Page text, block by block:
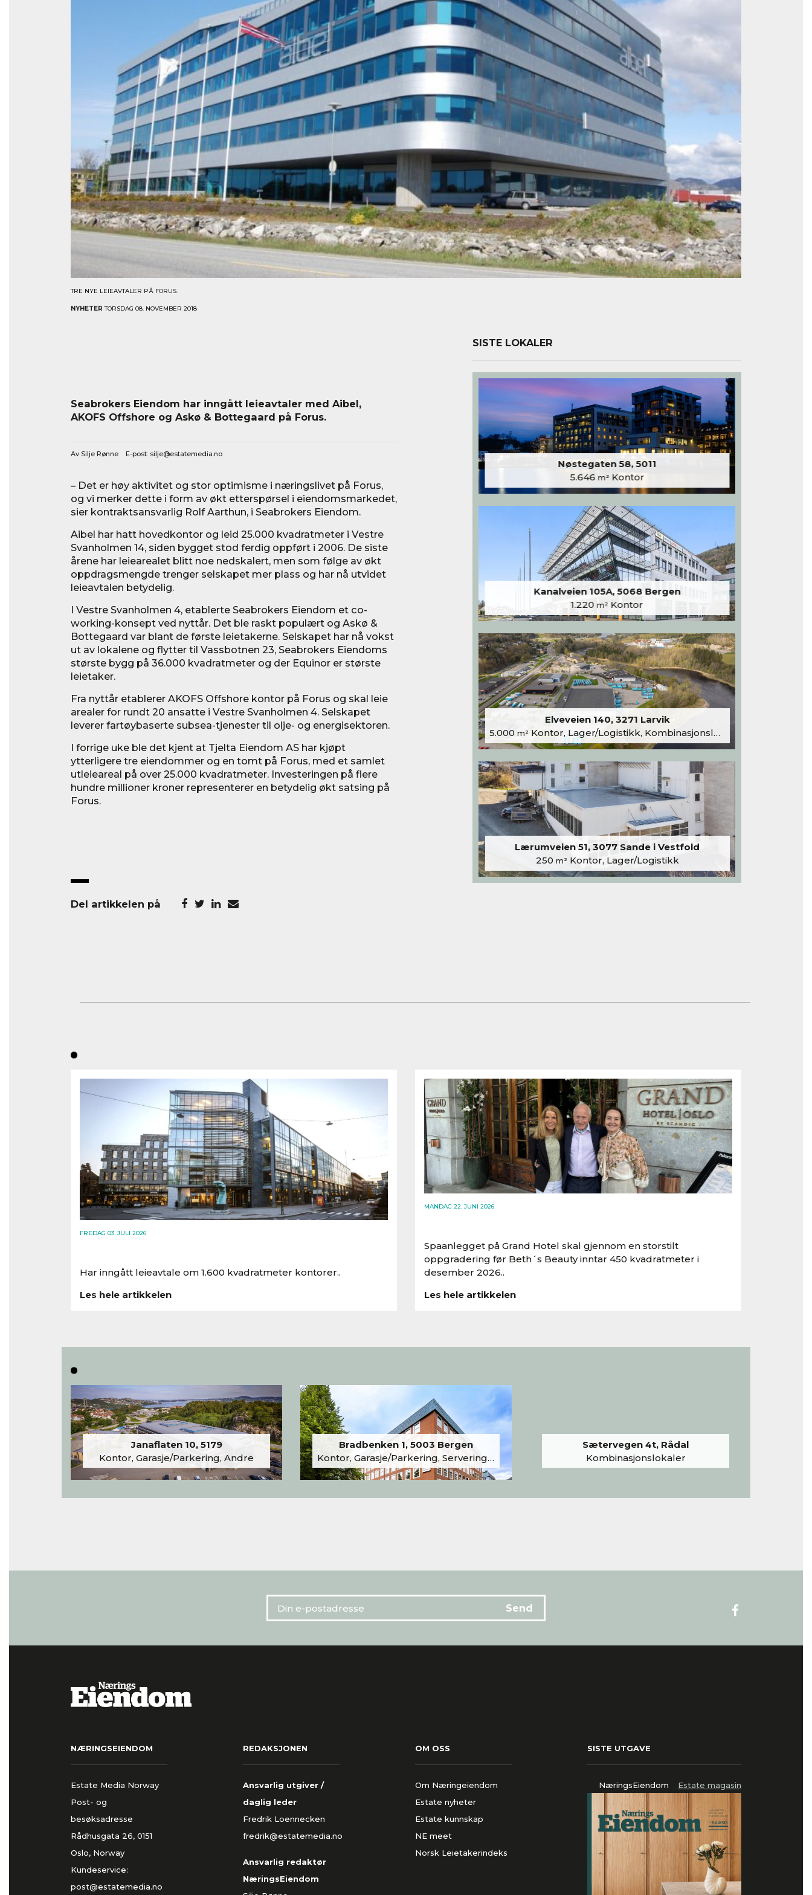
TRE NYE LEIEAVTALER PÅ FORUS.
NYHETER TORSDAG 08. NOVEMBER 2018
Seabrokers Eiendom har inngått leieavtaler med Aibel,
AKOFS Offshore og Askø & Bottegaard på Forus.
Av Silje Rønne E-post: silje@estatemedia.no
– Det er høy aktivitet og stor optimisme i næringslivet på Forus,
og vi merker dette i form av økt etterspørsel i eiendomsmarkedet,
sier kontraktsansvarlig Rolf Aarthun, i Seabrokers Eiendom.
Aibel har hatt hovedkontor og leid 25.000 kvadratmeter i Vestre
Svanholmen 14, siden bygget stod ferdig oppført i 2006. De siste
årene har leiearealet blitt noe nedskalert, men som følge av økt
oppdragsmengde trenger selskapet mer plass og har nå utvidet
leieavtalen betydelig.
I Vestre Svanholmen 4, etablerte Seabrokers Eiendom et co-
working-konsept ved nyttår. Det ble raskt populært og Askø &
Bottegaard var blant de første leietakerne. Selskapet har nå vokst
ut av lokalene og flytter til Vassbotnen 23, Seabrokers Eiendoms
største bygg på 36.000 kvadratmeter og der Equinor er største
leietaker.
Fra nyttår etablerer AKOFS Offshore kontor på Forus og skal leie
arealer for rundt 20 ansatte i Vestre Svanholmen 4. Selskapet
leverer fartøybaserte subsea-tjenester til olje- og energisektoren.
I forrige uke ble det kjent at Tjelta Eiendom AS har kjøpt
ytterligere tre eiendommer og en tomt på Forus, med et samlet
utleieareal på over 25.000 kvadratmeter. Investeringen på flere
hundre millioner kroner representerer en betydelig økt satsing på
Forus.
Del artikkelen på
SISTE LOKALER
Nøstegaten 58, 5011
5.646 m² Kontor
Kanalveien 105A, 5068 Bergen
1.220 m² Kontor
Elveveien 140, 3271 Larvik
5.000 m²Kontor, Lager/Logistikk, Kombinasjonslokaler
Lærumveien 51, 3077 Sande i Vestfold
250 m²Kontor, Lager/Logistikk
FREDAG 03. JULI 2026
Har inngått leieavtale om 1.600 kvadratmeter kontorer..
Les hele artikkelen
MANDAG 22. JUNI 2026
Spaanlegget på Grand Hotel skal gjennom en storstilt
oppgradering før Beth´s Beauty inntar 450 kvadratmeter i
desember 2026..
Les hele artikkelen
Janaflaten 10, 5179
Kontor, Garasje/Parkering, Andre
Bradbenken 1, 5003 Bergen
Kontor, Garasje/Parkering, Serveringslokale/Kantine, Undervisning/Arrangement
Sætervegen 4t, Rådal
Kombinasjonslokaler
NÆRINGSEIENDOM
Estate Media Norway
Post- og
besøksadresse
Rådhusgata 26, 0151
Oslo, Norway
Kundeservice:
post@estatemedia.no
REDAKSJONEN
Ansvarlig utgiver /
daglig leder
Fredrik Loennecken
fredrik@estatemedia.no
Ansvarlig redaktør
NæringsEiendom
OM OSS
Om Næringeiendom
Estate nyheter
Estate kunnskap
NE meet
Norsk Leietakerindeks
SISTE UTGAVE
NæringsEiendom Estate magasin